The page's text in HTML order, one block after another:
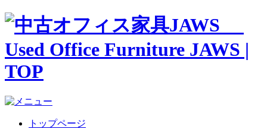
トップページ